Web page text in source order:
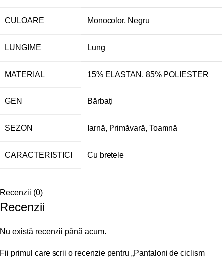
CULOARE Monocolor, Negru
LUNGIME Lung
MATERIAL 15% ELASTAN , 85% POLIESTER
GEN Bărbați
SEZON Iarnă, Primăvară, Toamnă
CARACTERISTICI Cu bretele
Recenzii (0)
Recenzii
Nu există recenzii până acum.
Fii primul care scrii o recenzie pentru „Pantaloni de ciclism